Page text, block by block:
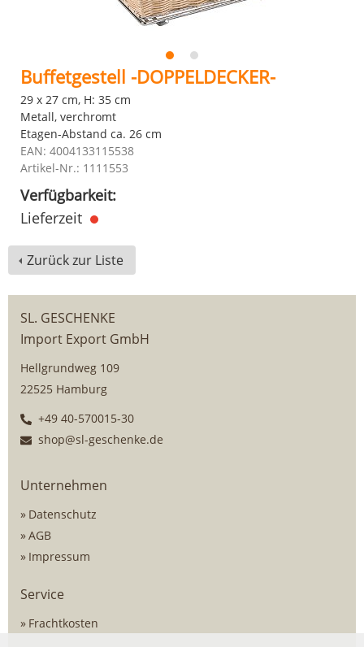
Buffetgestell -DOPPELDECKER-
29 x 27 cm, H: 35 cm
Metall, verchromt
Etagen-Abstand ca. 26 cm
EAN: 4004133115538
Artikel-Nr.: 1111553
Verfügbarkeit:
Lieferzeit
Zurück zur Liste
SL. GESCHENKE
Import Export GmbH
Hellgrundweg 109
22525 Hamburg
+49 40-570015-30
shop@sl-geschenke.de
Unternehmen
Datenschutz
AGB
Impressum
Service
Frachtkosten